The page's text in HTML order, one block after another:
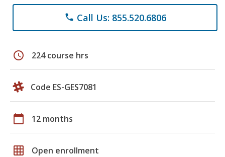
phone Call Us: 855.520.6806
schedule 224 course hrs
Code ES-GES7081
calendar_today 12 months
grid_on Open enrollment